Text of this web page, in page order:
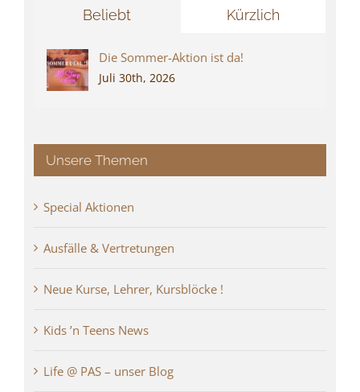
Beliebt Kürzlich
Die Sommer-Aktion ist da!
Juli 30th, 2026
Unsere Themen
Special Aktionen
Ausfälle & Vertretungen
Neue Kurse, Lehrer, Kursblöcke !
Kids ’n Teens News
Life @ PAS – unser Blog